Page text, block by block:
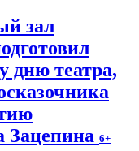
зал
дню театра,
Зацепина 6+